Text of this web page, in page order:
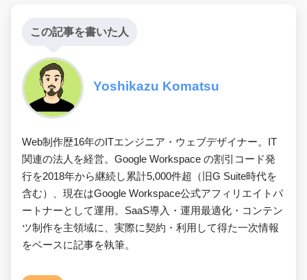
この記事を書いた人
Yoshikazu Komatsu
Web制作歴16年のITエンジニア・ウェブデザイナー。IT
関連の法人を経営。Google Workspace の割引コード発
行を2018年から継続し累計5,000件超（旧G Suite時代を
含む）、現在はGoogle Workspace公式アフィリエイトパ
ートナーとして運用。SaaS導入・運用最適化・コンテン
ツ制作を主領域に、実際に契約・利用して得た一次情報
をベースに記事を執筆。